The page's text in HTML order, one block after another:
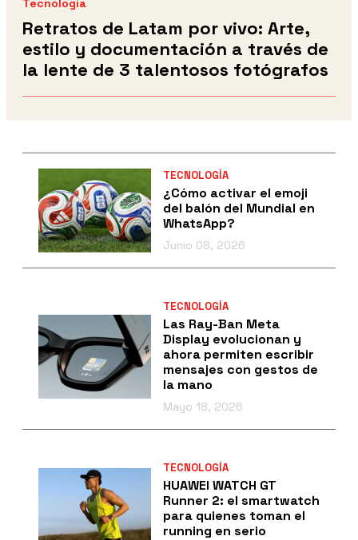
Tecnología
Retratos de Latam por vivo: Arte,
estilo y documentación a través de
la lente de 3 talentosos fotógrafos
TECNOLOGÍA
¿Cómo activar el emoji
del balón del Mundial en
WhatsApp?
Junio 08, 2026
TECNOLOGÍA
Las Ray-Ban Meta
Display evolucionan y
ahora permiten escribir
mensajes con gestos de
la mano
Mayo 18, 2026
TECNOLOGÍA
HUAWEI WATCH GT
Runner 2: el smartwatch
para quienes toman el
running en serio